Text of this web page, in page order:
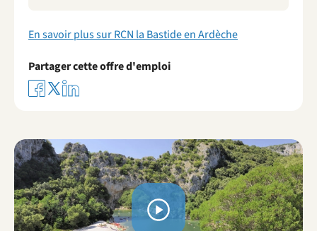
En savoir plus sur RCN la Bastide en Ardèche
Partager cette offre d'emploi
Voir